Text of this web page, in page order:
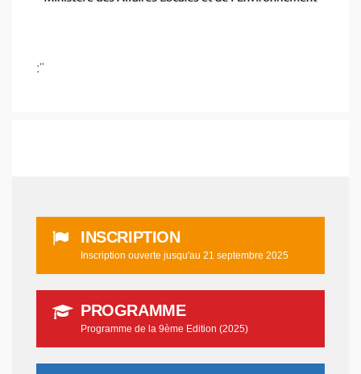
:"
INSCRIPTION
Inscription ouverte jusqu'au 21 septembre 2025
PROGRAMME
Programme de la 9ème Edition (2025)